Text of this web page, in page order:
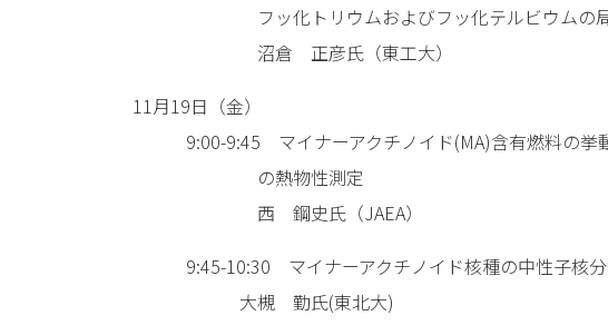
フッ化トリウムおよびフッ化テルビウムの局
沼倉 正彦氏（東工大）
11月19日（金）
9:00-9:45 マイナーアクチノイド(MA)含有燃料の挙
の熱物性測定
西 鋼史氏（JAEA）
9:45-10:30 マイナーアクチノイド核種の中性子核分
大槻 勤氏(東北大)